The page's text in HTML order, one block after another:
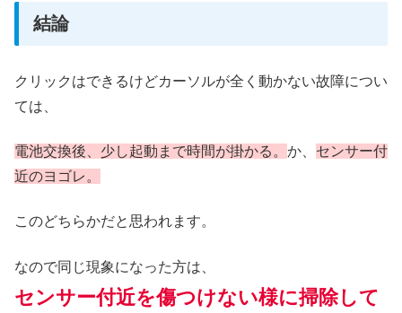
結論
クリックはできるけどカーソルが全く動かない故障につい
ては、
電池交換後、少し起動まで時間が掛かる。 か、 センサー付
近のヨゴレ。
このどちらかだと思われます。
なので同じ現象になった方は、
センサー付近を傷つけない様に掃除して